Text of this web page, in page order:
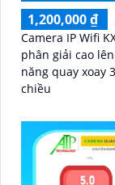
1,200,000 ₫
Camera IP Wifi
phân giải cao
năng quay xoay
chiều